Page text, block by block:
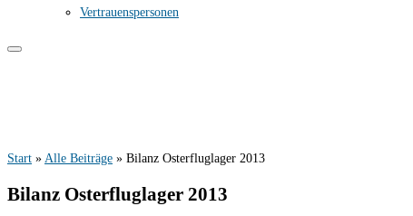
Vertrauenspersonen
Start » Alle Beiträge » Bilanz Osterfluglager 2013
Bilanz Osterfluglager 2013